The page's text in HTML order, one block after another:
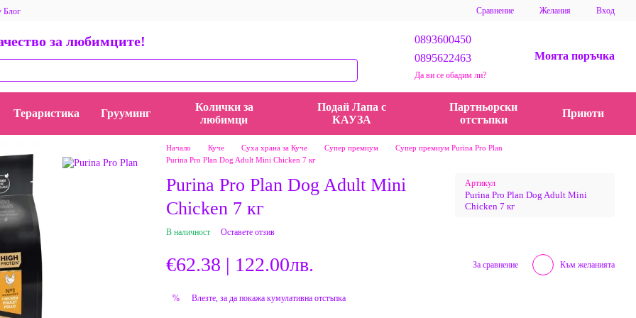
Блог
истории и идеи
AppStore BauMauZoo iOS приложение
Сравнение Желания Вход
за любимците!
0893600450
0895622463
Да ви се обадим ли?
Моята поръчка
Тераристика Грууминг
Колички за
любимци
Подай Лапа с
КАУЗА
Партньорски
отстъпки
Приюти
Начало Куче Суха храна за Куче Супер премиум
Супер премиум Purina Pro Plan
Purina Pro Plan Dog Adult Mini Chicken 7 кг
Purina Pro Plan Dog Adult Mini
Chicken 7 кг
Артикул
Purina Pro Plan Dog Adult Mini
Chicken 7 кг
В наличност Оставете отзив
€62.38 | 122.00лв. За сравнение Към желанията
% Влезте , за да покажа кумулативна отстъпка